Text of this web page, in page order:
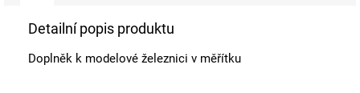
Detailní popis produktu
Doplněk k modelové železnici v měřítku